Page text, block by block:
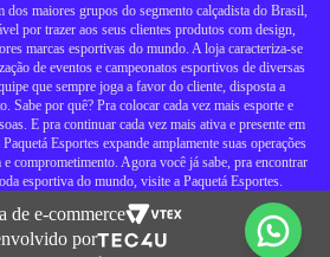
dos maiores grupos do segmento calçadista do Brasil,
por trazer aos seus clientes produtos com design,
marcas esportivas do mundo. A loja caracteriza-se
de eventos e campeonatos esportivos de diversas
que sempre joga a favor do cliente, disposta a
Sabe por quê? Pra colocar cada vez mais esporte e
E pra continuar cada vez mais ativa e presente em
Esportes expande amplamente suas operações
comprometimento. Agora você já sabe, pra encontrar
esportiva do mundo, visite a Paquetá Esportes.
de e-commerce
por